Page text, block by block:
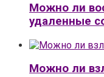
Можно ли
удаленные
Можно ли